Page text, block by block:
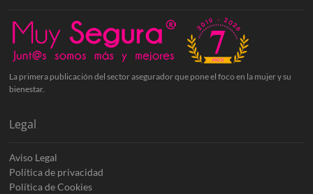
La primera publicación del sector asegurador que pone el foco en la mujer y su
bienestar.
Legal
Aviso Legal
Política de privacidad
Política de Cookies